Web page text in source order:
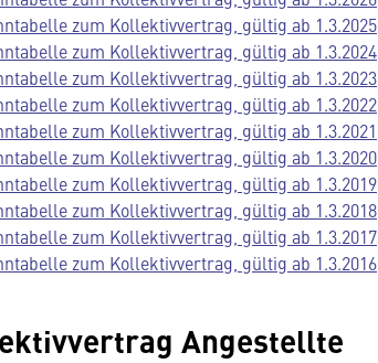
zum Kollektivvertrag, gültig ab 1.3.2025
zum Kollektivvertrag, gültig ab 1.3.2024
zum Kollektivvertrag, gültig ab 1.3.2023
zum Kollektivvertrag, gültig ab 1.3.2022
zum Kollektivvertrag, gültig ab 1.3.2021
zum Kollektivvertrag, gültig ab 1.3.2020
zum Kollektivvertrag, gültig ab 1.3.2019
zum Kollektivvertrag, gültig ab 1.3.2018
zum Kollektivvertrag, gültig ab 1.3.2017
zum Kollektivvertrag, gültig ab 1.3.2016
Angestellte